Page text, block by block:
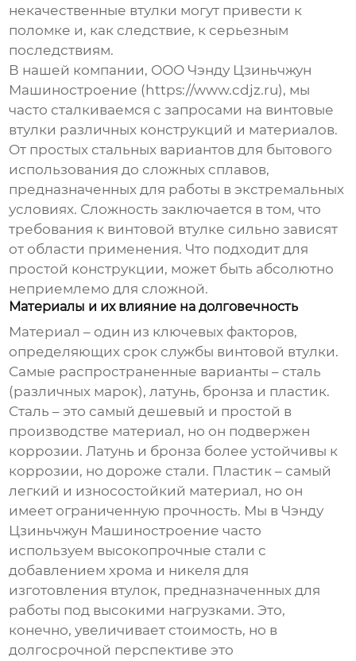
некачественные втулки могут привести к
поломке и, как следствие, к серьезным
последствиям.
В нашей компании, ООО Чэнду Цзиньчжун
Машиностроение (https://www.cdjz.ru), мы
часто сталкиваемся с запросами на винтовые
втулки различных конструкций и материалов.
От простых стальных вариантов для бытового
использования до сложных сплавов,
предназначенных для работы в экстремальных
условиях. Сложность заключается в том, что
требования к винтовой втулке сильно зависят
от области применения. Что подходит для
простой конструкции, может быть абсолютно
неприемлемо для сложной.
Материалы и их влияние на долговечность
Материал – один из ключевых факторов,
определяющих срок службы винтовой втулки.
Самые распространенные варианты – сталь
(различных марок), латунь, бронза и пластик.
Сталь – это самый дешевый и простой в
производстве материал, но он подвержен
коррозии. Латунь и бронза более устойчивы к
коррозии, но дороже стали. Пластик – самый
легкий и износостойкий материал, но он
имеет ограниченную прочность. Мы в Чэнду
Цзиньчжун Машиностроение часто
используем высокопрочные стали с
добавлением хрома и никеля для
изготовления втулок, предназначенных для
работы под высокими нагрузками. Это,
конечно, увеличивает стоимость, но в
долгосрочной перспективе это